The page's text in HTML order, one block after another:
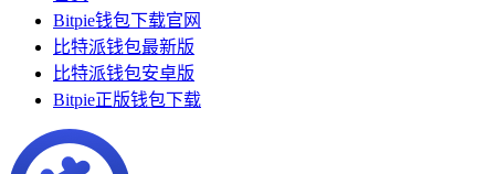
Bitpie钱包下载官网
比特派钱包最新版
比特派钱包安卓版
Bitpie正版钱包下载